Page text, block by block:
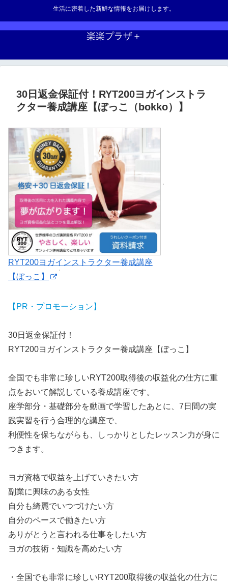
生活に密着した新鮮な情報をお届けします。
楽楽プラザ＋
30日返金保証付！RYT200ヨガインストラ
クター養成講座【ぼっこ（bokko）】
RYT200ヨガインストラクター養成講座
【ぼっこ】
【PR・プロモーション】
30日返金保証付！
RYT200ヨガインストラクター養成講座【ぼっこ】
全国でも非常に珍しいRYT200取得後の収益化の仕方に重
点をおいて解説している養成講座です。
座学部分・基礎部分を動画で学習したあとに、7日間の実
践実習を行う合理的な講座で、
利便性を保ちながらも、しっかりとしたレッスン力が身に
つきます。
ヨガ資格で収益を上げていきたい方
副業に興味のある女性
自分も綺麗でいつづけたい方
自分のペースで働きたい方
ありがとうと言われる仕事をしたい方
ヨガの技術・知識を高めたい方
・全国でも非常に珍しいRYT200取得後の収益化の仕方に